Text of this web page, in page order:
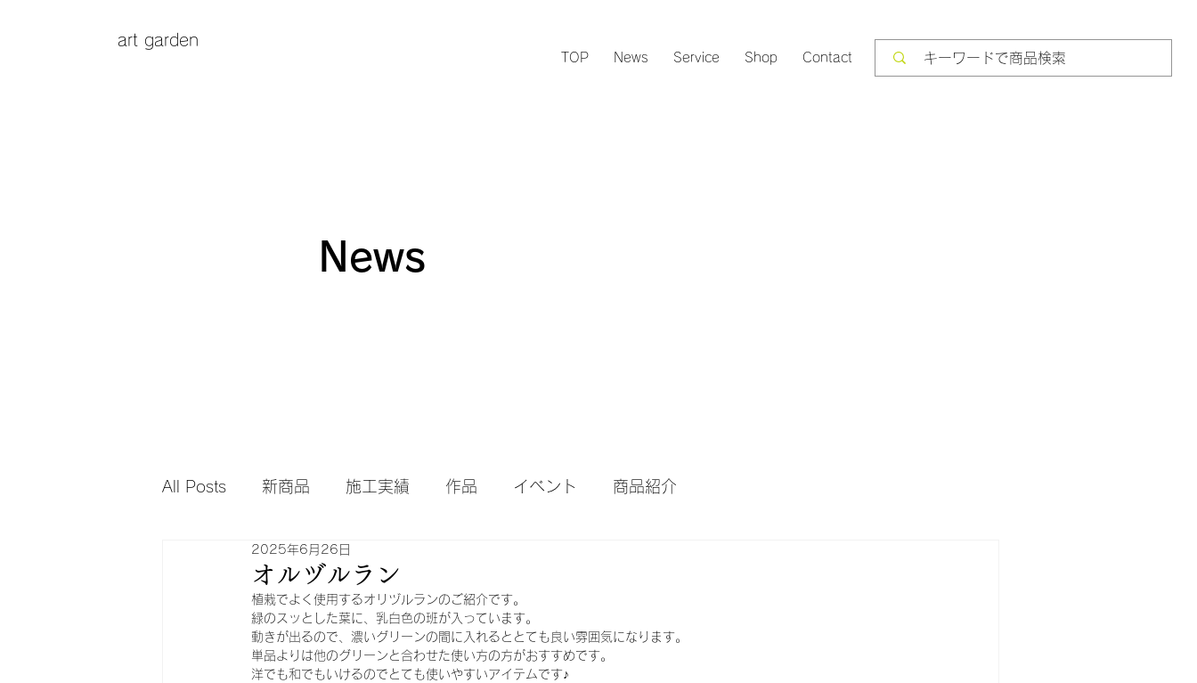
art garden
TOP News Service Shop Contact
News
All Posts 新商品 施工実績 作品 イベント 商品紹介
オルヅルラン
2025年6月26日
植栽でよく使用するオリヅルランのご紹介です。
緑のスッとした葉に、乳白色の班が入っています。
動きが出るので、濃いグリーンの間に入れるととても良い雰囲気になります。
単品よりは他のグリーンと合わせた使い方の方がおすすめです。
洋でも和でもいけるのでとても使いやすいアイテムです♪